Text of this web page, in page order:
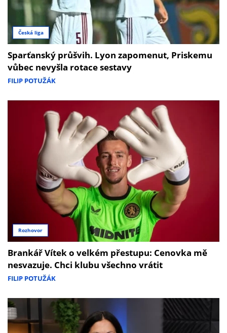
Česká liga
Sparťanský průšvih. Lyon zapomenut, Priskemu
vůbec nevyšla rotace sestavy
FILIP POTUŽÁK
Rozhovor
Brankář Vítek o velkém přestupu: Cenovka mě
nesvazuje. Chci klubu všechno vrátit
FILIP POTUŽÁK